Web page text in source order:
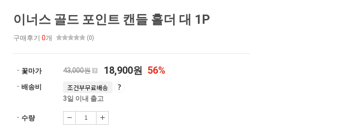
이너스 골드 포인트 캔들 홀더 대 1P
구매후기 0개 (0)
ㆍ꽃마가 43,000원 18,900원 56%
ㆍ배송비 조건부무료배송
3일 이내 출고
ㆍ수량